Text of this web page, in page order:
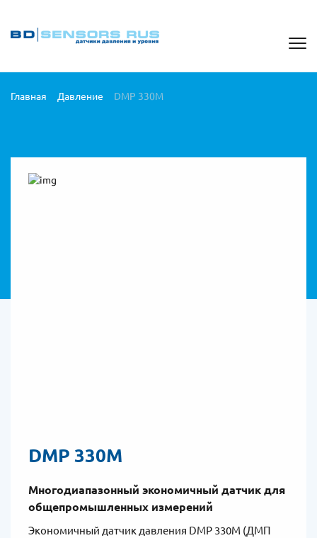
Главная Давление DMP 330M
DMP 330M
Многодиапазонный экономичный датчик для
общепромышленных измерений
Экономичный датчик давления DMP 330M (ДМП